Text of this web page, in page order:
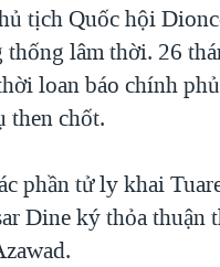
tịch Quốc hội
lâm thời. 26
loan báo chính
then chốt.
phần tử ly khai
Dine ký thỏa thuận